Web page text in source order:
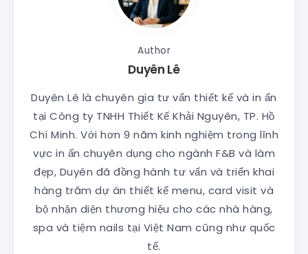
Author
Duyên Lê
Duyên Lê là chuyên gia tư vấn thiết kế và in ấn
tại Công ty TNHH Thiết Kế Khải Nguyên, TP. Hồ
Chí Minh. Với hơn 9 năm kinh nghiệm trong lĩnh
vực in ấn chuyên dụng cho ngành F&B và làm
đẹp, Duyên đã đồng hành tư vấn và triển khai
hàng trăm dự án thiết kế menu, card visit và
bộ nhận diện thương hiệu cho các nhà hàng,
spa và tiệm nails tại Việt Nam cũng như quốc
tế.